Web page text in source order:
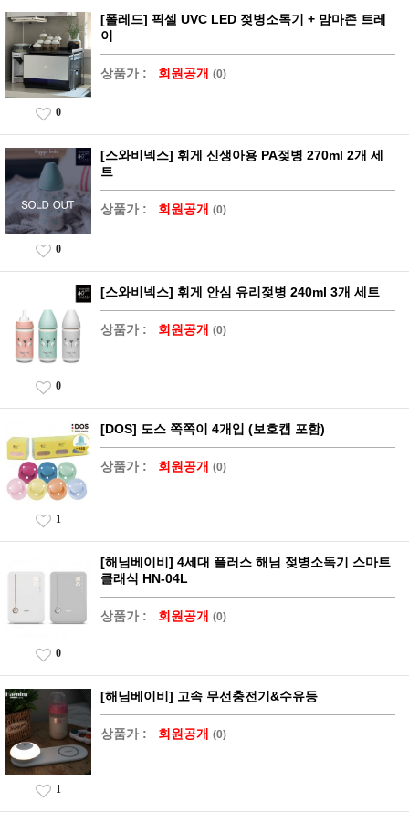
[폴레드] 픽셀 UVC LED 젖병소독기 + 맘마존 트레
이
상품가 : 회원공개 (0)
0
[스와비넥스] 휘게 신생아용 PA젖병 270ml 2개 세
트
상품가 : 회원공개 (0)
0
[스와비넥스] 휘게 안심 유리젖병 240ml 3개 세트
상품가 : 회원공개 (0)
0
[DOS] 도스 쪽쪽이 4개입 (보호캡 포함)
상품가 : 회원공개 (0)
1
[해님베이비] 4세대 플러스 해님 젖병소독기 스마트
클래식 HN-04L
상품가 : 회원공개 (0)
0
[해님베이비] 고속 무선충전기&수유등
상품가 : 회원공개 (0)
1